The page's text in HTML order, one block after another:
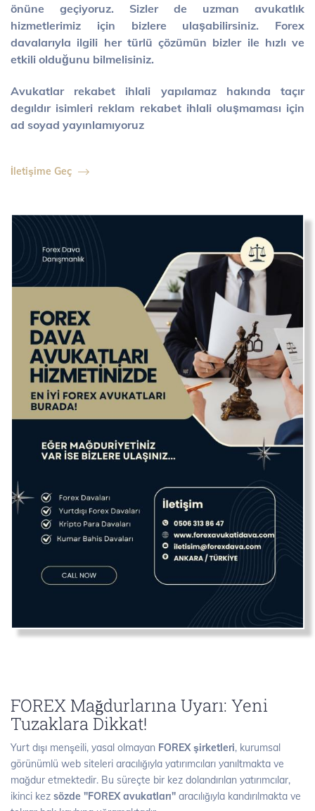
önüne geçiyoruz. Sizler de uzman avukatlık
hizmetlerimiz için bizlere ulaşabilirsiniz. Forex
davalarıyla ilgili her türlü çözümün bizler ile hızlı ve
etkili olduğunu bilmelisiniz.
Avukatlar rekabet ihlali yapılamaz hakında taçır
degıldır isimleri reklam rekabet ihlali oluşmaması için
ad soyad yayınlamıyoruz
İletişime Geç
FOREX Mağdurlarına Uyarı: Yeni
Tuzaklara Dikkat!
Yurt dışı menşeili, yasal olmayan FOREX şirketleri, kurumsal
görünümlü web siteleri aracılığıyla yatırımcıları yanıltmakta ve
mağdur etmektedir. Bu süreçte bir kez dolandırılan yatırımcılar,
ikinci kez sözde "FOREX avukatları" aracılığıyla kandırılmakta ve